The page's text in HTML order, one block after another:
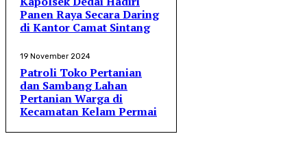
Panen Raya Secara Daring
di Kantor Camat Sintang
19 November 2024
Patroli Toko Pertanian
dan Sambang Lahan
Pertanian Warga di
Kecamatan Kelam Permai